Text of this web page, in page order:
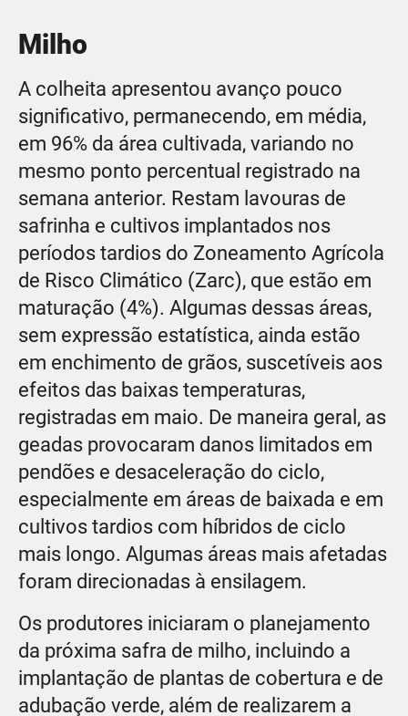
Milho
A colheita apresentou avanço pouco
significativo, permanecendo, em média,
em 96% da área cultivada, variando no
mesmo ponto percentual registrado na
semana anterior. Restam lavouras de
safrinha e cultivos implantados nos
períodos tardios do Zoneamento Agrícola
de Risco Climático (Zarc), que estão em
maturação (4%). Algumas dessas áreas,
sem expressão estatística, ainda estão
em enchimento de grãos, suscetíveis aos
efeitos das baixas temperaturas,
registradas em maio. De maneira geral, as
geadas provocaram danos limitados em
pendões e desaceleração do ciclo,
especialmente em áreas de baixada e em
cultivos tardios com híbridos de ciclo
mais longo. Algumas áreas mais afetadas
foram direcionadas à ensilagem.
Os produtores iniciaram o planejamento
da próxima safra de milho, incluindo a
implantação de plantas de cobertura e de
adubação verde, além de realizarem a